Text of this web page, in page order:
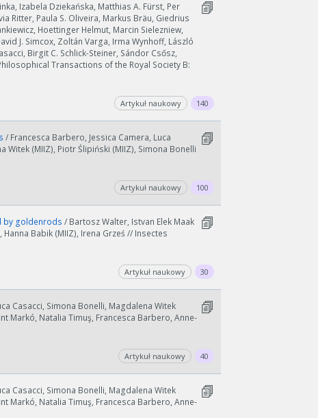
Izabela Dziekańska, Matthias A. Fürst, Per
Ritter, Paula S. Oliveira, Markus Bräu, Giedrius
Hoettinger Helmut, Marcin Sielezniew,
J. Simcox, Zoltán Varga, Irma Wynhoff, László
Birgit C. Schlick-Steiner, Sándor Csősz,
Transactions of the Royal Society B:
Artykuł naukowy 140
/ Francesca Barbero, Jessica Camera, Luca
Witek (MIIZ), Piotr Ślipiński (MIIZ), Simona Bonelli
Artykuł naukowy 100
by goldenrods / Bartosz Walter, Istvan Elek Maak
Babik (MIIZ), Irena Grześ // Insectes
Artykuł naukowy 30
Casacci, Simona Bonelli, Magdalena Witek
Markó, Natalia Timuş, Francesca Barbero, Anne-
Artykuł naukowy 40
Casacci, Simona Bonelli, Magdalena Witek
Markó, Natalia Timuş, Francesca Barbero, Anne-